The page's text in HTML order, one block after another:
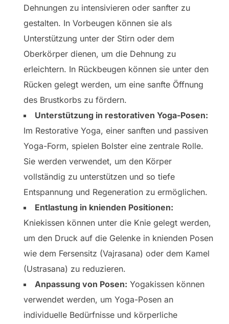
Dehnungen zu intensivieren oder sanfter zu
gestalten. In Vorbeugen können sie als
Unterstützung unter der Stirn oder dem
Oberkörper dienen, um die Dehnung zu
erleichtern. In Rückbeugen können sie unter den
Rücken gelegt werden, um eine sanfte Öffnung
des Brustkorbs zu fördern.
Unterstützung in restorativen Yoga-Posen:
Im Restorative Yoga, einer sanften und passiven
Yoga-Form, spielen Bolster eine zentrale Rolle.
Sie werden verwendet, um den Körper
vollständig zu unterstützen und so tiefe
Entspannung und Regeneration zu ermöglichen.
Entlastung in knienden Positionen:
Kniekissen können unter die Knie gelegt werden,
um den Druck auf die Gelenke in knienden Posen
wie dem Fersensitz (Vajrasana) oder dem Kamel
(Ustrasana) zu reduzieren.
Anpassung von Posen: Yogakissen können
verwendet werden, um Yoga-Posen an
individuelle Bedürfnisse und körperliche